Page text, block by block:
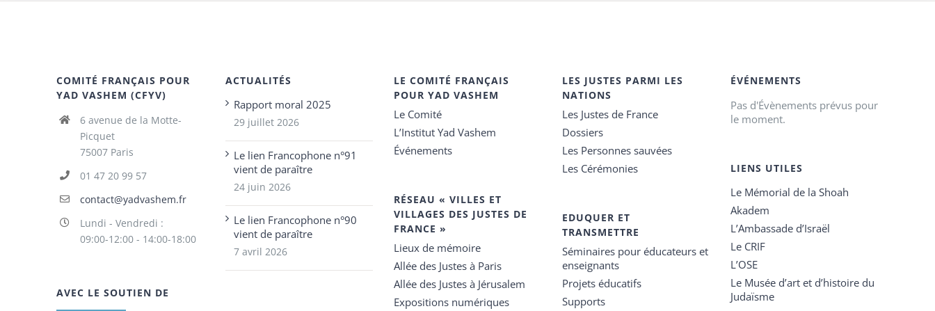
COMITÉ FRANÇAIS POUR
YAD VASHEM (CFYV)
6 avenue de la Motte-
Picquet
75007 Paris
01 47 20 99 57
contact@yadvashem.fr
Lundi - Vendredi :
09:00-12:00 - 14:00-18:00
AVEC LE SOUTIEN DE
ACTUALITÉS
Rapport moral 2025
29 juillet 2026
Le lien Francophone n°91
vient de paraître
24 juin 2026
Le lien Francophone n°90
vient de paraître
7 avril 2026
LE COMITÉ FRANÇAIS
POUR YAD VASHEM
Le Comité
L’Institut Yad Vashem
Événements
RÉSEAU « VILLES ET
VILLAGES DES JUSTES DE
FRANCE »
Lieux de mémoire
Allée des Justes à Paris
Allée des Justes à Jérusalem
Expositions numériques
LES JUSTES PARMI LES
NATIONS
Les Justes de France
Dossiers
Les Personnes sauvées
Les Cérémonies
EDUQUER ET
TRANSMETTRE
Séminaires pour éducateurs et
enseignants
Projets éducatifs
Supports
ÉVÉNEMENTS
Pas d'Évènements prévus pour
le moment.
LIENS UTILES
Le Mémorial de la Shoah
Akadem
L’Ambassade d’Israël
Le CRIF
L’OSE
Le Musée d’art et d’histoire du
Judaïsme